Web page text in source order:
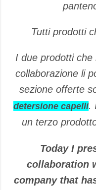
Tutti prodotti
I due prodotti
collaborazione li
sezione offerte
detersione capelli.
un terzo
Today I
collaboration
company that